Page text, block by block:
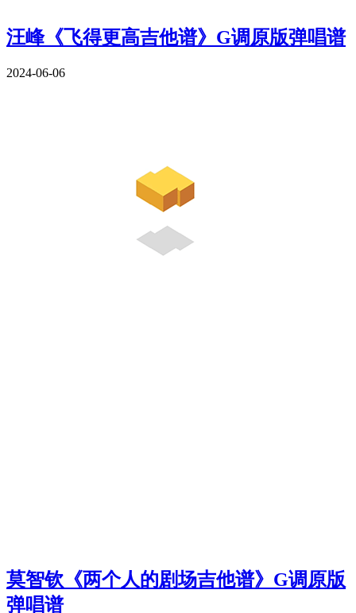
汪峰《飞得更高吉他谱》G调原版弹唱谱
2024-06-06
莫智钦《两个人的剧场吉他谱》G调原版
弹唱谱